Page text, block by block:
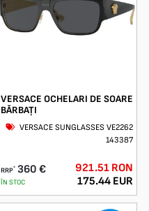
VERSACE OCHELARI DE SOARE
BĂRBAȚI
VERSACE SUNGLASSES VE2262
143387
RRP* 360 €
ÎN STOC
921.51 RON
175.44 EUR